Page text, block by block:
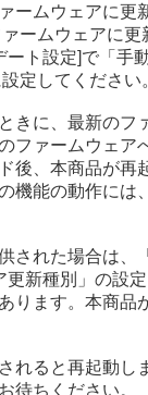
ームウェアに更
ームウェアに
ト設定]で「手
定してください
きに、最新のフ
ファームウェア
後、本商品が再
機能の動作には
された場合は、
新種別」の設
ります。本商品
れると再起動し
待ちください。